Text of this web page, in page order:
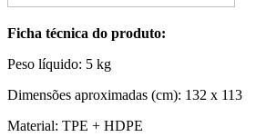
Ficha técnica do produto:
Peso líquido: 5 kg
Dimensões aproximadas (cm): 132 x 113
Material: TPE + HDPE